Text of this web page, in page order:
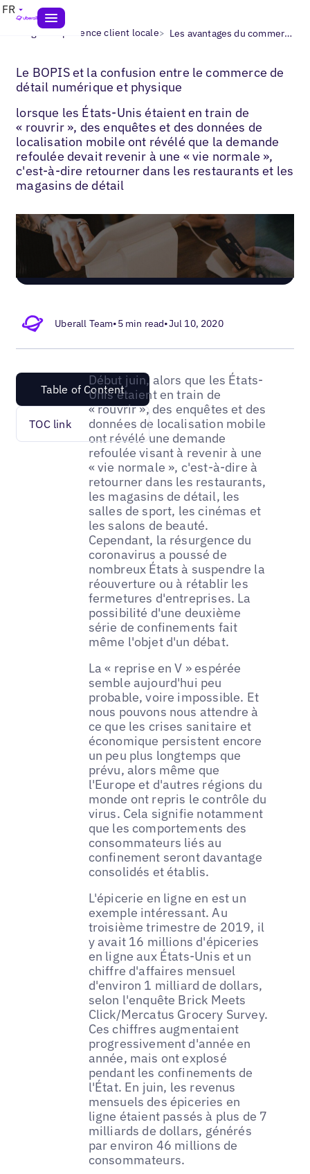
FR
Blogs> Expérience client locale> Les avantages du commerce en ligne et hors ligne
Le BOPIS et la confusion entre le commerce de
détail numérique et physique
lorsque les États-Unis étaient en train de
« rouvrir », des enquêtes et des données de
localisation mobile ont révélé que la demande
refoulée devait revenir à une « vie normale »,
c'est-à-dire retourner dans les restaurants et les
magasins de détail
Uberall Team•5 min read•Jul 10, 2020
Table of Content
TOC link
Début juin, alors que les États-
Unis étaient en train de
« rouvrir », des enquêtes et des
données de localisation mobile
ont révélé une demande
refoulée visant à revenir à une
« vie normale », c'est-à-dire à
retourner dans les restaurants,
les magasins de détail, les
salles de sport, les cinémas et
les salons de beauté.
Cependant, la résurgence du
coronavirus a poussé de
nombreux États à suspendre la
réouverture ou à rétablir les
fermetures d'entreprises. La
possibilité d'une deuxième
série de confinements fait
même l'objet d'un débat.
La « reprise en V » espérée
semble aujourd'hui peu
probable, voire impossible. Et
nous pouvons nous attendre à
ce que les crises sanitaire et
économique persistent encore
un peu plus longtemps que
prévu, alors même que
l'Europe et d'autres régions du
monde ont repris le contrôle du
virus. Cela signifie notamment
que les comportements des
consommateurs liés au
confinement seront davantage
consolidés et établis.
L'épicerie en ligne en est un
exemple intéressant. Au
troisième trimestre de 2019, il
y avait 16 millions d'épiceries
en ligne aux États-Unis et un
chiffre d'affaires mensuel
d'environ 1 milliard de dollars,
selon l'enquête Brick Meets
Click/Mercatus Grocery Survey.
Ces chiffres augmentaient
progressivement d'année en
année, mais ont explosé
pendant les confinements de
l'État. En juin, les revenus
mensuels des épiceries en
ligne étaient passés à plus de 7
milliards de dollars, générés
par environ 46 millions de
consommateurs.